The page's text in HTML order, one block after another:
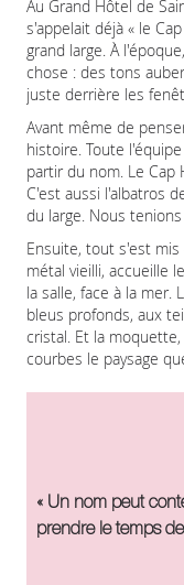
Au Grand Hôtel de
s'appelait déjà « le
grand large. À
chose : des tons
juste derrière les
Avant même de
histoire. Toute
partir du nom. Le Cap
C'est aussi l'albatros
du large. Nous
Ensuite, tout s'est mis
métal vieilli, accueille
la salle, face à la mer.
bleus profonds, aux
cristal. Et la
courbes le paysage
« Un nom peut
prendre le temps